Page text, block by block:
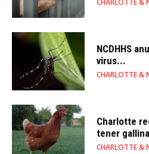
NCDHHS
virus...
CHARLOTTE &
Charlotte
tener
CHARLOTTE &